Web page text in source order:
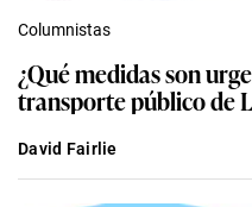
Columnistas
¿Qué medidas son
transporte público de
David Fairlie